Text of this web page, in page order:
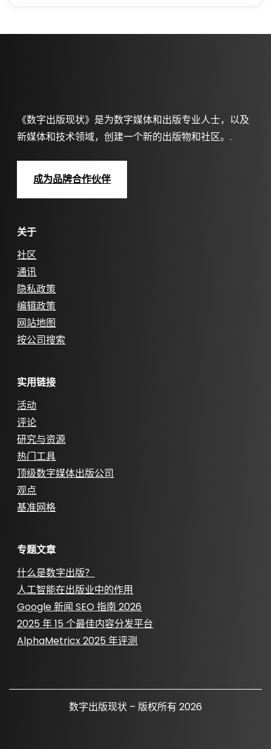
《数字出版现状》是为数字媒体和出版专业人士，以及
新媒体和技术领域，创建一个新的出版物和社区。.
成为品牌合作伙伴
关于
社区
通讯
隐私政策
编辑政策
网站地图
按公司搜索
实用链接
活动
评论
研究与资源
热门工具
顶级数字媒体出版公司
观点
基准网格
专题文章
什么是数字出版？
人工智能在出版业中的作用
Google 新闻 SEO 指南 2026
2025 年 15 个最佳内容分发平台
AlphaMetricx 2025 年评测
数字出版现状 – 版权所有 2026